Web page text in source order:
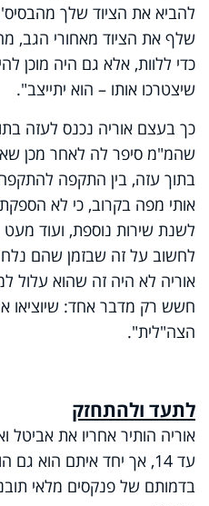
להביא את הציוד שלך
שלף את הציוד מאחורי הגב,
כדי ללוות, אלא גם היה מוכן
שיצטרכו אותו – הוא יתייצב".
כך בעצם אוריה נכנס לעזה
שהמ"מ סיפר לה לאחר מכן
בתוך עזה, בין התקפה
אותי מפה בקרוב, כי לא
לשנת שירות נוספת, ועוד
לחשוב על זה שבזמן שהם
אוריה לא היה זה שהוא עלול
חשש רק מדבר אחד: שיוציאו
הצה"לית".
לתעד ולהתחזק
אוריה הותיר אחריו את
עד 14, אך יחד איתם הוא
בדמותם של פנקסים מלאי